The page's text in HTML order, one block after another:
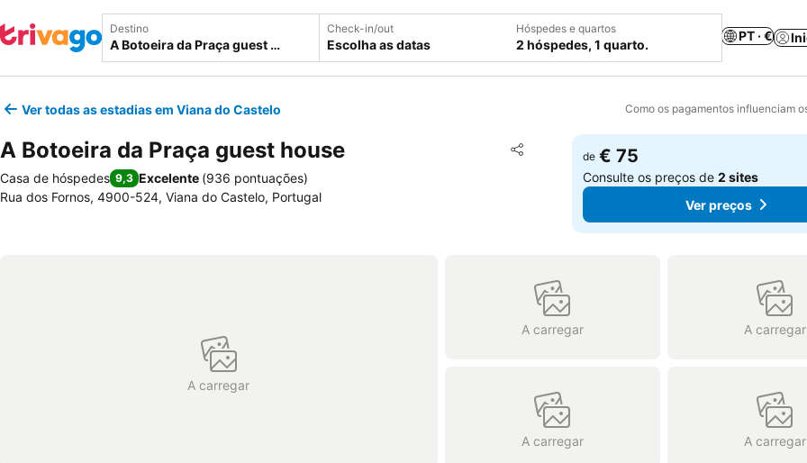
Destino Check-in/out
Escolha as datas
Hóspedes e quartos
2 hóspedes, 1 quarto.
PT · €
Ver todas as estadias em Viana do Castelo Como os pagamentos influenciam
A Botoeira da Praça guest house Partilhar
Adicionar aos favoritos
Casa de hóspedes 9,3 Excelente (936 pontuações)
Rua dos Fornos, 4900-524, Viana do Castelo, Portugal
de € 75
Consulte os preços de2 sites
Ver preços
A carregar
A carregar A carregar
A carregar A carregar